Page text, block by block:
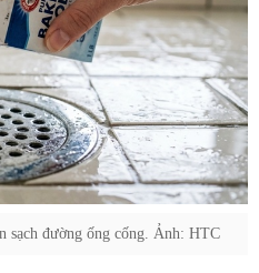
sạch đường ống cống. Ảnh: HTC